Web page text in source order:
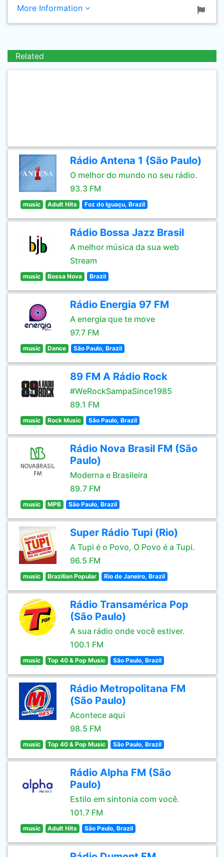
More Information
Related
Rádio Antena 1 (São Paulo)
O melhor do mundo no seu rádio.
93.3 FM
music Adult Hits Foz do Iguaçu, Brazil
Rádio Bossa Jazz Brasil
A melhor música da sua web
Stream
music Bossa Nova Brazil
Rádio Energia 97 FM
A energia que te move
97.7 FM
music Dance São Paulo, Brazil
89 FM A Rádio Rock
#WeRockSampaSince1985
89.1 FM
music Rock Music São Paulo, Brazil
Rádio Nova Brasil FM (São
Paulo)
Moderna e Brasileira
89.7 FM
music MPB São Paulo, Brazil
Super Rádio Tupi (Rio)
A Tupi é o Povo, O Povo é a Tupi.
96.5 FM
music Brazilian Popular Rio de Janeiro, Brazil
Rádio Transamérica Pop
(São Paulo)
A sua rádio onde você estiver.
100.1 FM
music Top 40 & Pop Music São Paulo, Brazil
Rádio Metropolitana FM
(São Paulo)
Acontece aqui
98.5 FM
music Top 40 & Pop Music São Paulo, Brazil
Rádio Alpha FM (São
Paulo)
Estilo em sintonia com você.
101.7 FM
music Adult Hits São Paulo, Brazil